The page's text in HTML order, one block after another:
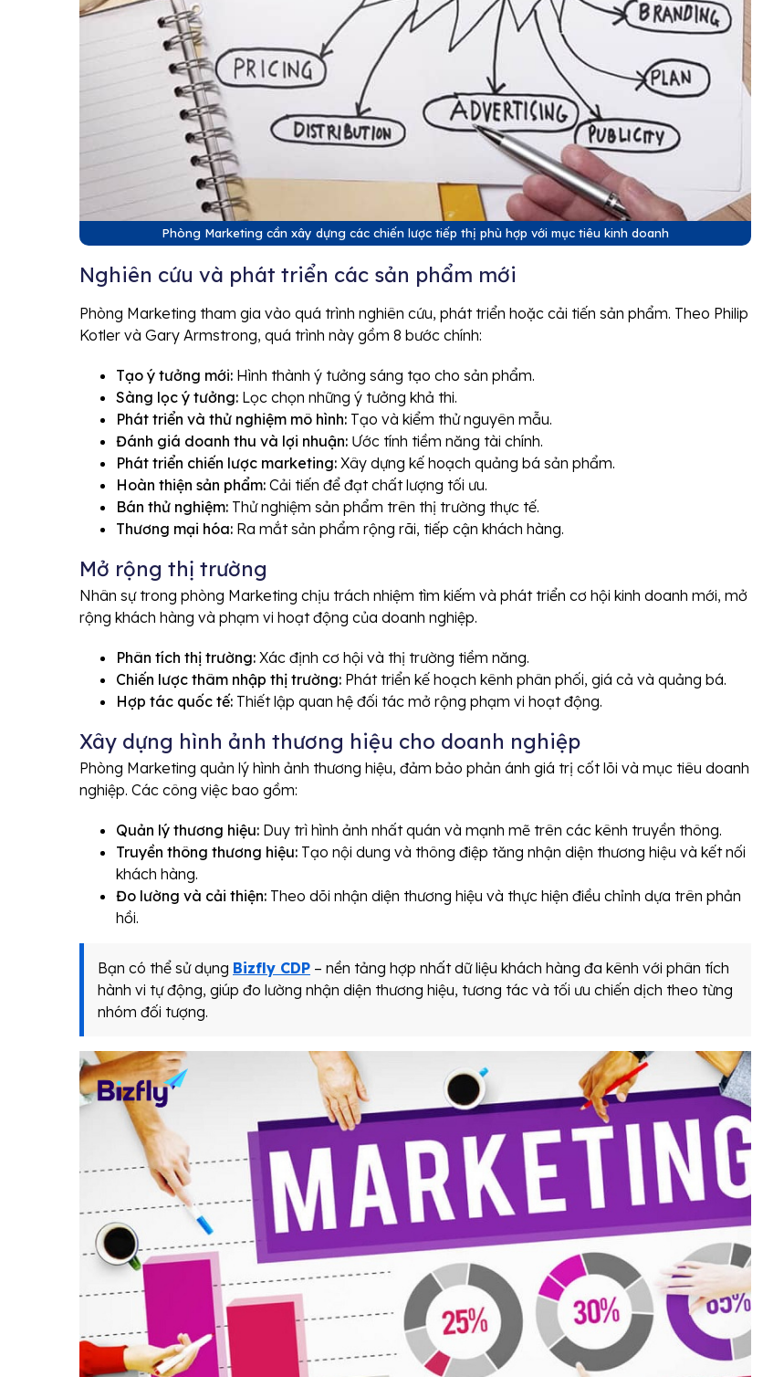
Phòng Marketing cần xây dựng các chiến lược tiếp thị phù hợp với mục tiêu kinh doanh
Nghiên cứu và phát triển các sản phẩm mới
Phòng Marketing tham gia vào quá trình nghiên cứu, phát triển hoặc cải tiến sản phẩm. Theo Philip
Kotler và Gary Armstrong, quá trình này gồm 8 bước chính:
Tạo ý tưởng mới: Hình thành ý tưởng sáng tạo cho sản phẩm.
Sàng lọc ý tưởng: Lọc chọn những ý tưởng khả thi.
Phát triển và thử nghiệm mô hình: Tạo và kiểm thử nguyên mẫu.
Đánh giá doanh thu và lợi nhuận: Ước tính tiềm năng tài chính.
Phát triển chiến lược marketing: Xây dựng kế hoạch quảng bá sản phẩm.
Hoàn thiện sản phẩm: Cải tiến để đạt chất lượng tối ưu.
Bán thử nghiệm: Thử nghiệm sản phẩm trên thị trường thực tế.
Thương mại hóa: Ra mắt sản phẩm rộng rãi, tiếp cận khách hàng.
Mở rộng thị trường
Nhân sự trong phòng Marketing chịu trách nhiệm tìm kiếm và phát triển cơ hội kinh doanh mới, mở
rộng khách hàng và phạm vi hoạt động của doanh nghiệp.
Phân tích thị trường: Xác định cơ hội và thị trường tiềm năng.
Chiến lược thâm nhập thị trường: Phát triển kế hoạch kênh phân phối, giá cả và quảng bá.
Hợp tác quốc tế: Thiết lập quan hệ đối tác mở rộng phạm vi hoạt động.
Xây dựng hình ảnh thương hiệu cho doanh nghiệp
Phòng Marketing quản lý hình ảnh thương hiệu, đảm bảo phản ánh giá trị cốt lõi và mục tiêu doanh
nghiệp. Các công việc bao gồm:
Quản lý thương hiệu: Duy trì hình ảnh nhất quán và mạnh mẽ trên các kênh truyền thông.
Truyền thông thương hiệu: Tạo nội dung và thông điệp tăng nhận diện thương hiệu và kết nối
khách hàng.
Đo lường và cải thiện: Theo dõi nhận diện thương hiệu và thực hiện điều chỉnh dựa trên phản
hồi.
Bạn có thể sử dụng Bizfly CDP – nền tảng hợp nhất dữ liệu khách hàng đa kênh với phân tích
hành vi tự động, giúp đo lường nhận diện thương hiệu, tương tác và tối ưu chiến dịch theo từng
nhóm đối tượng.